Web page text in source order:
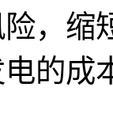
，缩
的成